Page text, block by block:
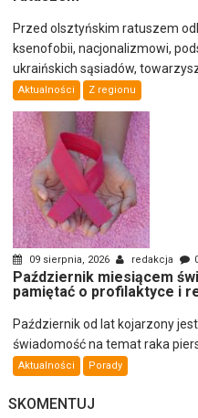
Przed olsztyńskim ratuszem
ksenofobii, nacjonalizmowi,
ukraińskich sąsiadów,
Aktualności Z regionu
09 sierpnia, 2026 redakcja
Październik miesiącem
pamiętać o profilaktyce i
Październik od lat kojarzony
świadomość na temat raka
Aktualności Porady
SKOMENTUJ